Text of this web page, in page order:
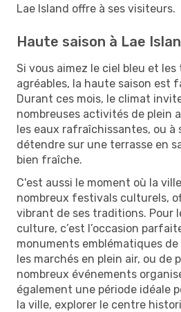
Lae Island offre à ses visiteurs.
Haute saison à Lae
Si vous aimez le ciel bleu et
agréables, la haute saison est
Durant ces mois, le climat
nombreuses activités de plein
les eaux rafraîchissantes, ou à
détendre sur une terrasse en
bien fraîche.
C'est aussi le moment où la
nombreux festivals culturels,
vibrant de ses traditions. Pour
culture, c’est l’occasion
monuments emblématiques
les marchés en plein air, ou de
nombreux événements
également une période idéale
la ville, explorer le centre